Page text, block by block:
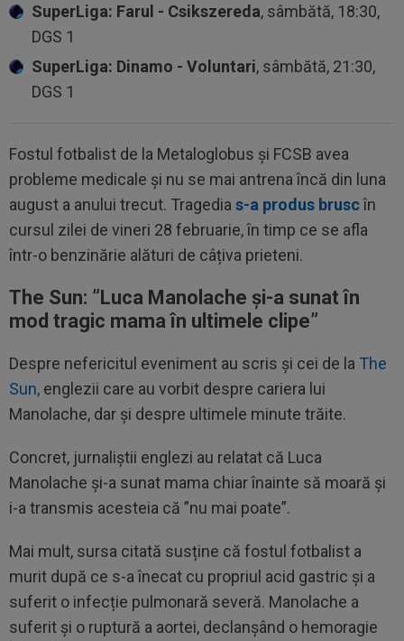
SuperLiga: Farul - Csikszereda, sâmbătă, 18:30,
DGS 1
SuperLiga: Dinamo - Voluntari, sâmbătă, 21:30,
DGS 1
Fostul fotbalist de la Metaloglobus și FCSB avea
probleme medicale și nu se mai antrena încă din luna
august a anului trecut. Tragedia s-a produs bruscîn
cursul zilei de vineri 28 februarie, în timp ce se afla
într-o benzinărie alături de câțiva prieteni.
The Sun: ”Luca Manolache și-a sunat în
mod tragic mama în ultimele clipe”
Despre nefericitul eveniment au scris și cei de la The
Sun, englezii care au vorbit despre cariera lui
Manolache, dar și despre ultimele minute trăite.
Concret, jurnaliștii englezi au relatat că Luca
Manolache și-a sunat mama chiar înainte să moară și
i-a transmis acesteia că ”nu mai poate”.
Mai mult, sursa citată susține că fostul fotbalist a
murit după ce s-a înecat cu propriul acid gastric și a
suferit o infecție pulmonară severă. Manolache a
suferit și o ruptură a aortei, declanșând o hemoragie